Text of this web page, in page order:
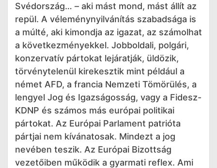
Svédország… – aki mást mond, mást állít az
repül. A véleménynyilvánítás szabadsága is
a múlté, aki kimondja az igazat, az számolhat
a következményekkel. Jobboldali, polgári,
konzervatív pártokat lejáratják, üldözik,
törvénytelenül kirekesztik mint például a
német AFD, a francia Nemzeti Tömörülés, a
lengyel Jog és Igazságosság, vagy a Fidesz-
KDNP és számos más európai politikai
pártokat. Az Európai Parlament patrióta
pártjai nem kívánatosak. Mindezt a jog
nevében teszik. Az Európai Bizottság
vezetőiben működik a gyarmati reflex. Ami